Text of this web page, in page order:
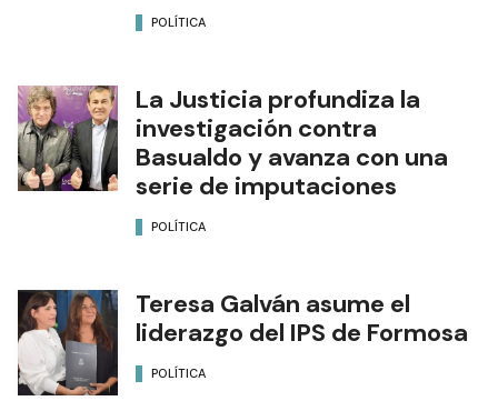
POLÍTICA
La Justicia profundiza la
investigación contra
Basualdo y avanza con una
serie de imputaciones
POLÍTICA
Teresa Galván asume el
liderazgo del IPS de Formosa
POLÍTICA